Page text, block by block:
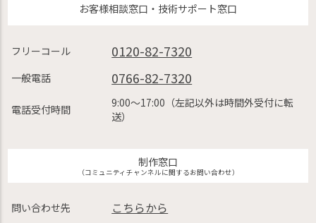
お客様相談窓口・技術サポート窓口
フリーコール 0120-82-7320
一般電話 0766-82-7320
電話受付時間
9:00〜17:00（左記以外は時間外受付に転
送）
制作窓口
（コミュニティチャンネルに関するお問い合わせ）
問い合わせ先 こちらから